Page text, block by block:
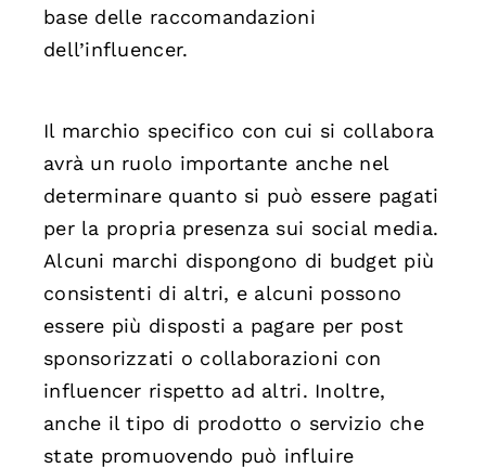
base delle raccomandazioni
dell’influencer.
Il marchio specifico con cui si collabora
avrà un ruolo importante anche nel
determinare quanto si può essere pagati
per la propria presenza sui social media.
Alcuni marchi dispongono di budget più
consistenti di altri, e alcuni possono
essere più disposti a pagare per post
sponsorizzati o collaborazioni con
influencer rispetto ad altri. Inoltre,
anche il tipo di prodotto o servizio che
state promuovendo può influire